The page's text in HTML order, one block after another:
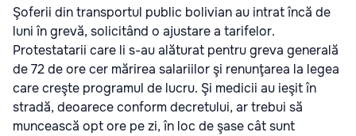
Şoferii din transportul public bolivian au intrat încă de
luni în grevă, solicitând o ajustare a tarifelor.
Protestatarii care li s-au alăturat pentru greva generală
de 72 de ore cer mărirea salariilor şi renunţarea la legea
care creşte programul de lucru. Şi medicii au ieşit în
stradă, deoarece conform decretului, ar trebui să
muncească opt ore pe zi, în loc de şase cât sunt